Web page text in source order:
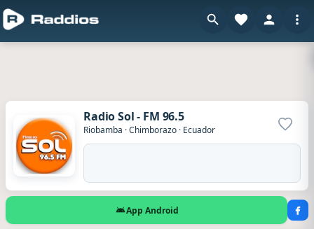
Radio Sol - FM 96.5
Riobamba ·Chimborazo · Ecuador
App Android